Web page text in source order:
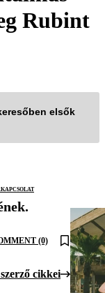
Rubint
elsők
(0)
cikkei